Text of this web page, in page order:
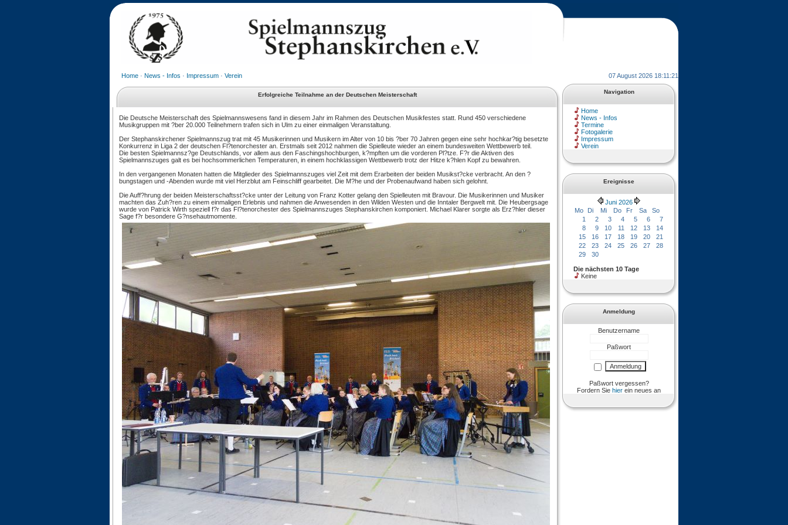
Home · News - Infos · Impressum · Verein 07 August 2026 18:11:21
Erfolgreiche Teilnahme an der Deutschen Meisterschaft
Die Deutsche Meisterschaft des Spielmannswesens fand in diesem Jahr im Rahmen des Deutschen Musikfestes statt. Rund 450 verschiedene
Musikgruppen mit ?ber 20.000 Teilnehmern trafen sich in Ulm zu einer einmaligen Veranstaltung.
Der Stephanskirchener Spielmannszug trat mit 45 Musikerinnen und Musikern im Alter von 10 bis ?ber 70 Jahren gegen eine sehr hochkar?tig besetzte
Konkurrenz in Liga 2 der deutschen Fl?tenorchester an. Erstmals seit 2012 nahmen die Spielleute wieder an einem bundesweiten Wettbewerb teil.
Die besten Spielmannsz?ge Deutschlands, vor allem aus den Faschingshochburgen, k?mpften um die vorderen Pl?tze. F?r die Aktiven des
Spielmannszuges galt es bei hochsommerlichen Temperaturen, in einem hochklassigen Wettbewerb trotz der Hitze k?hlen Kopf zu bewahren.
In den vergangenen Monaten hatten die Mitglieder des Spielmannszuges viel Zeit mit dem Erarbeiten der beiden Musikst?cke verbracht. An den ?
bungstagen und -Abenden wurde mit viel Herzblut am Feinschliff gearbeitet. Die M?he und der Probenaufwand haben sich gelohnt.
Die Auff?hrung der beiden Meisterschaftsst?cke unter der Leitung von Franz Kotter gelang den Spielleuten mit Bravour. Die Musikerinnen und Musiker
machten das Zuh?ren zu einem einmaligen Erlebnis und nahmen die Anwesenden in den Wilden Westen und die Inntaler Bergwelt mit. Die Heubergsage
wurde von Patrick Wirth speziell f?r das Fl?tenorchester des Spielmannszuges Stephanskirchen komponiert. Michael Klarer sorgte als Erz?hler dieser
Sage f?r besondere G?nsehautmomente.
Navigation
Home
News - Infos
Termine
Fotogalerie
Impressum
Verein
Ereignisse
Juni 2026
Mo
Di Mi Do Fr Sa
So
1
2 3 4 5 6
7
8
9 10 11 12 13
14
15
16 17 18 19 20
21
22
23 24 25 26 27
28
29
30
Die nächsten 10 Tage
Keine
Anmeldung
Benutzername
Paßwort
Paßwort vergessen?
Fordern Sie hier ein neues an